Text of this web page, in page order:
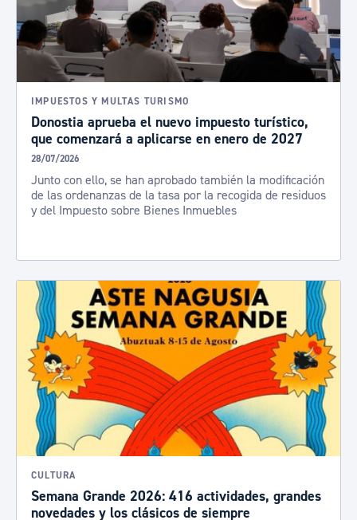
IMPUESTOS Y MULTAS TURISMO
Donostia aprueba el nuevo impuesto turístico,
que comenzará a aplicarse en enero de 2027
28/07/2026
Junto con ello, se han aprobado también la modificación
de las ordenanzas de la tasa por la recogida de residuos
y del Impuesto sobre Bienes Inmuebles
CULTURA
Semana Grande 2026: 416 actividades, grandes
novedades y los clásicos de siempre